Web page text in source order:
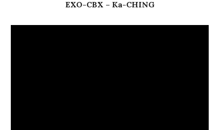
EXO-CBX – Ka-CHING